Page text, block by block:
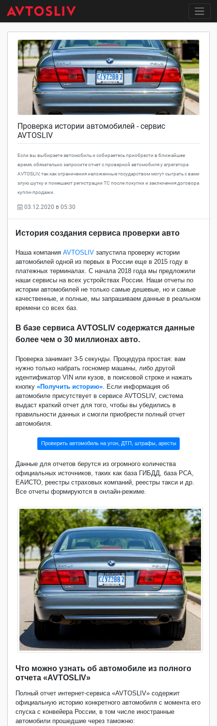
Проверка истории автомобилей - сервис
AVTOSLIV
Если вы выбираете автомобиль и собираетесь приобрести в ближайшее
время, обязательно запросите отчет с проверкой автомобиля у агрегатора
AVTOSLIV, так как ограничения наложенные государством могут сыграть с вами
злую шутку и помешают регистрации ТС после покупки и заключения договора
купли-продажи.
03.12.2020 в 05:30
История создания сервиса проверки авто
Наша компанияAVTOSLIV запустила проверку истории
автомобилей одной из первых в России еще в 2015 году в
платежных терминалах. С начала 2018 года мы предложили
наши сервисы на всех устройствах России. Наши отчеты по
истории автомобилей не только самые дешевые, но и самые
качественные, и полные, мы запрашиваем данные в реальном
времени со всех баз.
В базе сервиса AVTOSLIV содержатся данные
более чем о 30 миллионах авто.
Проверка занимает 3-5 секунды. Процедура простая: вам
нужно только набрать госномер машины, либо другой
идентификатор VIN или кузов, в поисковой строке и нажать
кнопку«Получить историю». Если информация об
автомобиле присутствует в сервисе AVTOSLIV, система
выдаст краткий отчет для того, чтобы вы убедились в
правильности данных и смогли приобрести полный отчет
автомобиля.
Проверить автомобиль на угон, ДТП, штрафы, аресты
Данные для отчетов берутся из огромного количества
официальных источников, таких как база ГИБДД, база РСА,
ЕАИСТО, реестры страховых компаний, реестры такси и др.
Все отчеты формируются в онлайн-режиме.
Что можно узнать об автомобиле из полного
отчета «AVTOSLIV»
Полный отчет интернет-сервиса «AVTOSLIV» содержит
официальную историю конкретного автомобиля с момента его
спуска с конвейера России, в том числе иностранные
автомобили прошедшие через таможню: